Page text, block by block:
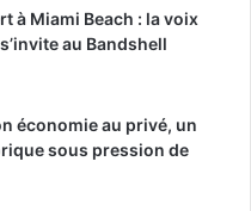
à Miami Beach : la voix
au Bandshell
économie au privé, un
sous pression de